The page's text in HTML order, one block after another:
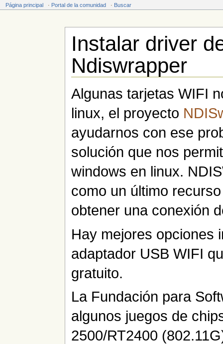
Página principal · Portal de la comunidad · Buscar
Instalar driver
Ndiswrapper
Algunas tarjetas WIFI
linux, el proyecto
ayudarnos con ese
solución que nos
windows en linux.
como un último
obtener una conexión
Hay mejores opciones
adaptador USB WIFI
gratuito.
La Fundación para
algunos juegos de
2500/RT2400